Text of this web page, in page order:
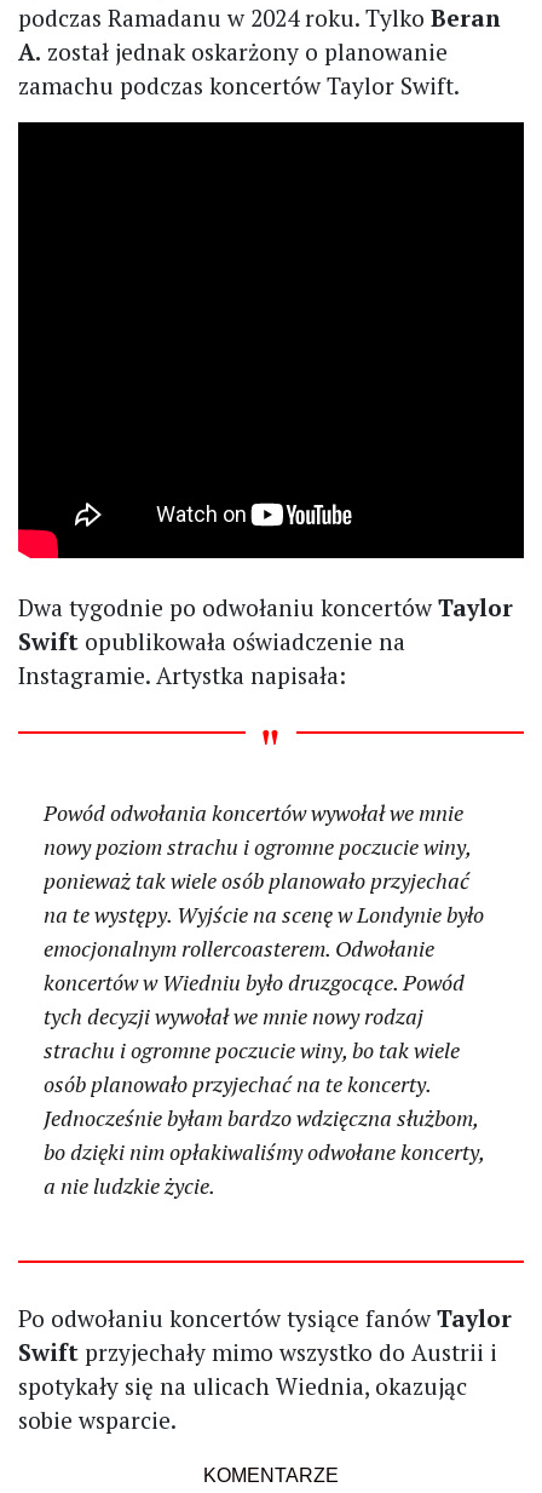
podczas Ramadanu w 2024 roku. Tylko Beran
A. został jednak oskarżony o planowanie
zamachu podczas koncertów Taylor Swift.
Dwa tygodnie po odwołaniu koncertów Taylor
Swift opublikowała oświadczenie na
Instagramie. Artystka napisała:
Powód odwołania koncertów wywołał we mnie
nowy poziom strachu i ogromne poczucie winy,
ponieważ tak wiele osób planowało przyjechać
na te występy. Wyjście na scenę w Londynie było
emocjonalnym rollercoasterem. Odwołanie
koncertów w Wiedniu było druzgocące. Powód
tych decyzji wywołał we mnie nowy rodzaj
strachu i ogromne poczucie winy, bo tak wiele
osób planowało przyjechać na te koncerty.
Jednocześnie byłam bardzo wdzięczna służbom,
bo dzięki nim opłakiwaliśmy odwołane koncerty,
a nie ludzkie życie.
Po odwołaniu koncertów tysiące fanów Taylor
Swift przyjechały mimo wszystko do Austrii i
spotykały się na ulicach Wiednia, okazując
sobie wsparcie.
KOMENTARZE